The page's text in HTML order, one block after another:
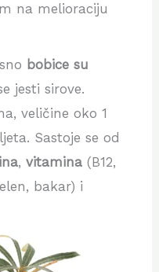
na melioraciju
bobice su
jesti sirove.
veličine oko 1
Sastoje se od
, vitamina(B12,
bakar) i